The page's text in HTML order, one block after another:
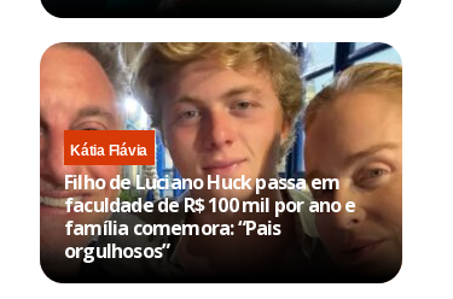
Kátia Flávia
Filho de Luciano Huck passa em
faculdade de R$ 100 mil por ano e
família comemora: “Pais
orgulhosos”